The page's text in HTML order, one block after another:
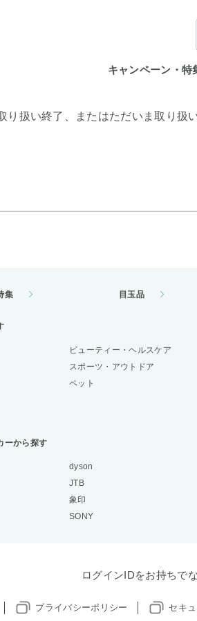
キャンペーン・特
り扱い終了、またはただいま取り扱
集 目玉品
ビューティー・ヘルスケア
スポーツ・アウトドア
ペット
ーから探す
dyson
JTB
象印
SONY
ログインIDをお持ちで
プライバシーポリシー セキ